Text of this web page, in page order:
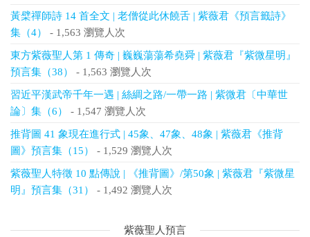
黃檗禪師詩 14 首全文 | 老僧從此休饒舌 | 紫薇君《預言籤詩》
集（4）
- 1,563 瀏覽人次
東方紫薇聖人第 1 傳奇 | 巍巍蕩蕩希堯舜 | 紫薇君『紫微星明』
預言集（38）
- 1,563 瀏覽人次
習近平漢武帝千年一遇 | 絲綢之路/一帶一路 | 紫微君〔中華世
論〕集（6）
- 1,547 瀏覽人次
推背圖 41 象現在進行式 | 45象、47象、48象 | 紫薇君《推背
圖》預言集（15）
- 1,529 瀏覽人次
紫薇聖人特徵 10 點傳說 | 《推背圖》/第50象 | 紫薇君『紫微星
明』預言集（31）
- 1,492 瀏覽人次
紫薇聖人預言